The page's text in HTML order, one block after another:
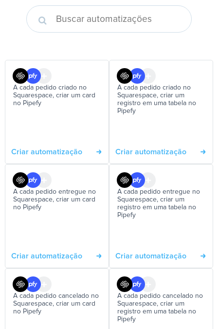
A cada pedido criado no
Squarespace, criar um card
no Pipefy
Criar automatização
A cada pedido criado no
Squarespace, criar um
registro em uma tabela no
Pipefy
Criar automatização
A cada pedido entregue no
Squarespace, criar um card
no Pipefy
Criar automatização
A cada pedido entregue no
Squarespace, criar um
registro em uma tabela no
Pipefy
Criar automatização
A cada pedido cancelado no
Squarespace, criar um card
no Pipefy
A cada pedido cancelado no
Squarespace, criar um
registro em uma tabela no
Pipefy